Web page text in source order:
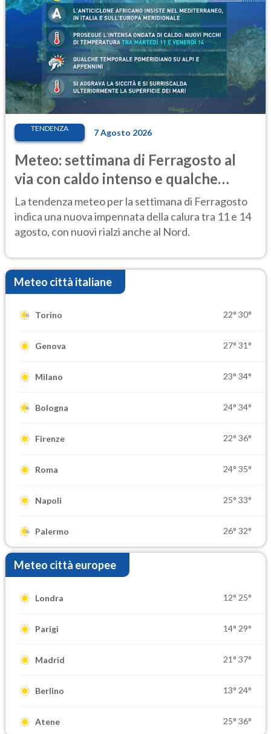
TENDENZA 7 Agosto 2026
Meteo: settimana di Ferragosto al
via con caldo intenso e qualche
temporale
La tendenza meteo per la settimana di Ferragosto
indica una nuova impennata della calura tra 11 e 14
agosto, con nuovi rialzi anche al Nord.
Meteo città italiane
Torino 22° 30°
Genova 27° 31°
Milano 23° 34°
Bologna 24° 34°
Firenze 22° 36°
Roma 24° 35°
Napoli 25° 33°
Palermo 26° 32°
Meteo città europee
Londra 12° 25°
Parigi 14° 29°
Madrid 21° 37°
Berlino 13° 24°
Atene 25° 36°